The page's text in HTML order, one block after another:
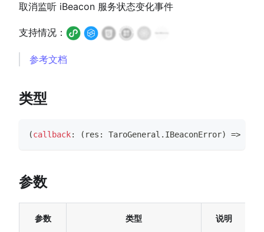
取消监听 iBeacon 服务状态变化事件
支持情况：
参考文档
类型
(callback: ( res : TaroGeneral . IBeaconError) =>
参数
参数 类型 说明